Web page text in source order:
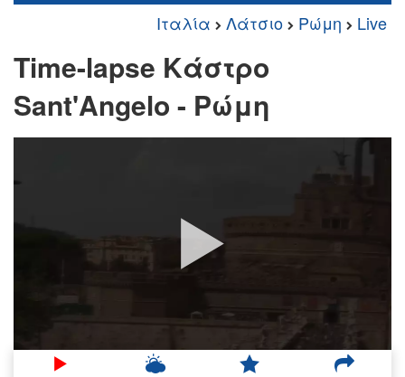
Ιταλία Λάτσιο Ρώμη Live
Time-lapse Κάστρο
Sant'Angelo - Ρώμη